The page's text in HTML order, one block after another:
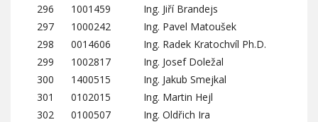
296
1001459
Ing. Jiří Brandejs
297
1000242
Ing. Pavel Matoušek
298
0014606
Ing. Radek Kratochvíl Ph.D.
299
1002817
Ing. Josef Doležal
300
1400515
Ing. Jakub Smejkal
301
0102015
Ing. Martin Hejl
302
0100507
Ing. Oldřich Ira